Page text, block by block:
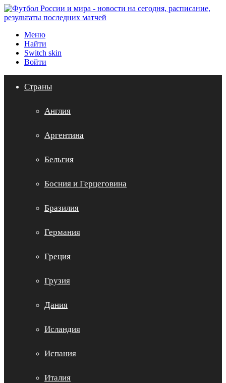
Меню
Найти
Switch skin
Войти
Страны
Англия
Аргентина
Бельгия
Босния и Герцеговина
Бразилия
Германия
Греция
Грузия
Дания
Исландия
Испания
Италия